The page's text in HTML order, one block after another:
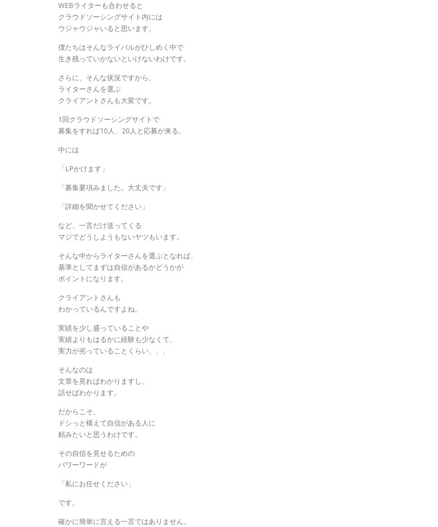
WEBライターも合わせると
クラウドソーシングサイト内には
ウジャウジャいると思います。
僕たちはそんなライバルがひしめく中で
生き残っていかないといけないわけです。
さらに、そんな状況ですから、
ライターさんを選ぶ
クライアントさんも大変です。
1回クラウドソーシングサイトで
募集をすれば10人、20人と応募が来る。
中には
「LPかけます」
「募集要項みました。大丈夫です」
「詳細を聞かせてください」
など、一言だけ送ってくる
マジでどうしようもないヤツもいます。
そんな中からライターさんを選ぶとなれば、
基準としてまずは自信があるかどうかが
ポイントになります。
クライアントさんも
わかっているんですよね。
実績を少し盛っていることや
実績よりもはるかに経験も少なくて、
実力が劣っていることくらい、、、
そんなのは
文章を見ればわかりますし、
話せばわかります。
だからこそ、
ドシっと構えて自信がある人に
頼みたいと思うわけです。
その自信を見せるための
パワーワードが
「私にお任せください」
です。
確かに簡単に言える一言ではありません。